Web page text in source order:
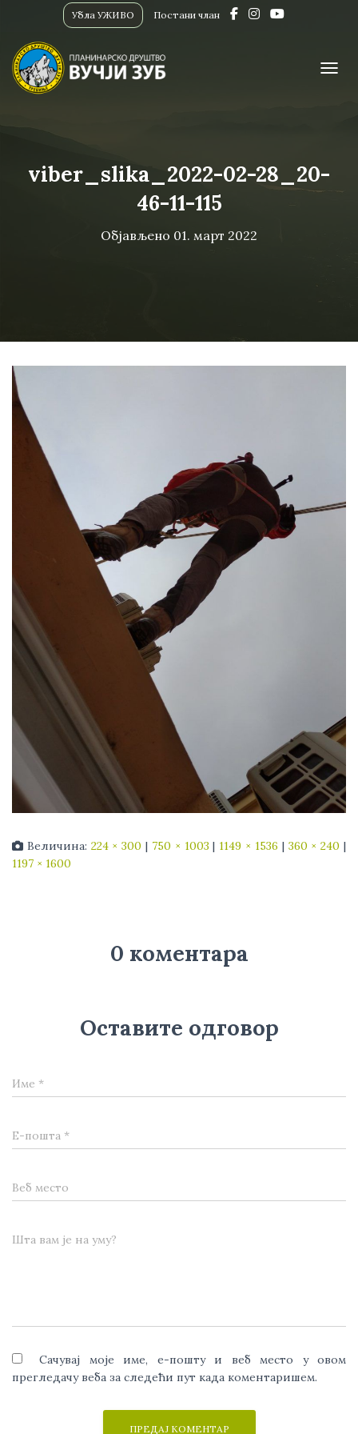
Убла УЖИВО Постани члан
viber_slika_2022-02-28_20-
46-11-115
Објављено 01. март 2022
Величина: 224 × 300 | 750 × 1003 | 1149 × 1536 | 360 × 240 |
1197 × 1600
0 коментара
Оставите одговор
Име *
Е-пошта *
Веб место
Шта вам је на уму?
Сачувај моје име, е-пошту и веб место у овом
прегледачу веба за следећи пут када коментаришем.